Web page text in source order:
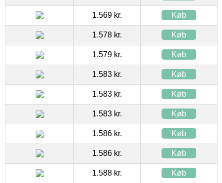
1.569 kr. Køb
1.578 kr. Køb
1.579 kr. Køb
1.583 kr. Køb
1.583 kr. Køb
1.583 kr. Køb
1.586 kr. Køb
1.586 kr. Køb
1.588 kr. Køb